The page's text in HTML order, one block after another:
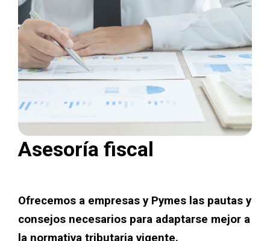
Asesoría fiscal
Ofrecemos a empresas y Pymes las pautas y
consejos necesarios para adaptarse mejor a
la normativa tributaria vigente.